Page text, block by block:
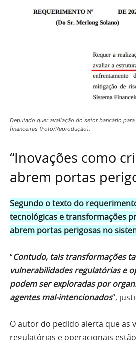
Deputado quer avaliação do setor bancário
financeiras (Foto/Reprodução).
“Inovações como
abrem portas
Segundo o texto do
tecnológicas e transformações
abrem portas perigosas no
“Contudo, tais transformações
vulnerabilidades regulatórias e
podem ser exploradas por
agentes mal-intencionados“,
O autor do pedido alerta que as
regulatórias e operacionais